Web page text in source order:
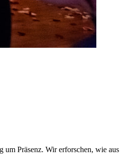
um Präsenz. Wir erforschen, wie aus